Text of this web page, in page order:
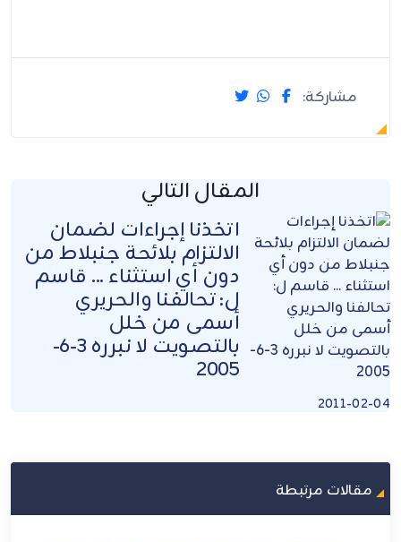
مشاركة:
المقال التالي
اتخذنا إجراءات لضمان
الالتزام بلائحة جنبلاط من
دون أي استثناء ... قاسم
ل: تحالفنا والحريري
أسمى من خلل
بالتصويت لا نبرره 3-6-
2005
2011-02-04
مقالات مرتبطة